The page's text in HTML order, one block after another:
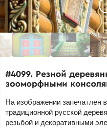
#4099. Резной
зооморфными
На изображении запечатлен
традиционной русской
резьбой и декоративными